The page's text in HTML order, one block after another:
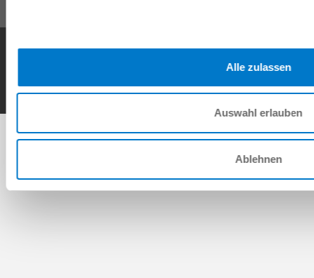
Alle zulassen
Auswahl erlauben
Ablehnen